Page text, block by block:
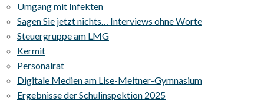
Umgang mit Infekten
Sagen Sie jetzt nichts… Interviews ohne Worte
Steuergruppe am LMG
Kermit
Personalrat
Digitale Medien am Lise-Meitner-Gymnasium
Ergebnisse der Schulinspektion 2025